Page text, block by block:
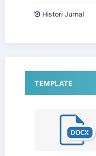
Histori Jurnal
TEMPLATE